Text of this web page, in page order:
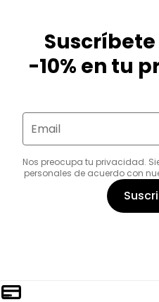
-10% en tu
Email
Nos preocupa tu privacidad.
personales de acuerdo con